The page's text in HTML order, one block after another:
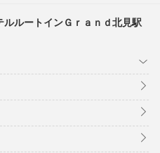
ルートインＧｒａｎｄ北見駅